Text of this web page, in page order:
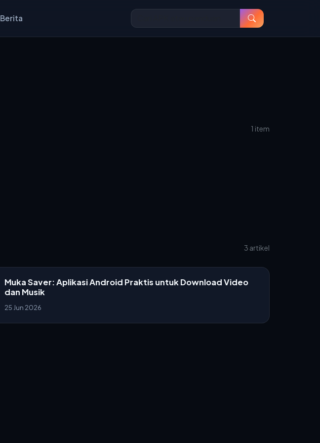
Berita
1 item
3 artikel
Muka Saver: Aplikasi Android Praktis untuk Download Video
dan Musik
25 Jun 2026